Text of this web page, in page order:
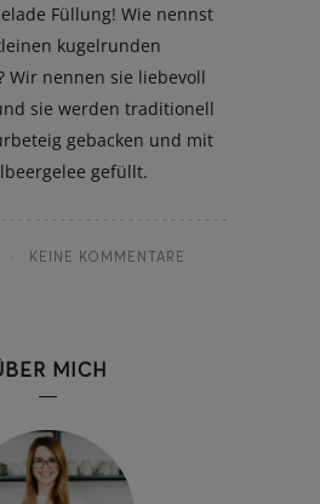
Füllung! Wie nennst
kugelrunden
Wir nennen sie liebevoll
sie werden traditionell
gebacken und mit
gefüllt.
KEINE KOMMENTARE
MICH